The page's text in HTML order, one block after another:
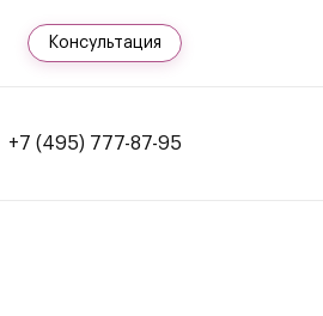
Консультация
+7 (495) 777-87-95